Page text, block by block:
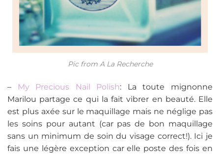
Pic from A La Recherche
– My Precious Nail Polish: La toute mignonne
Marilou partage ce qui la fait vibrer en beauté. Elle
est plus axée sur le maquillage mais ne néglige pas
les soins pour autant (car pas de bon maquillage
sans un minimum de soin du visage correct!). Ici je
fais une légère exception car elle poste des fois en